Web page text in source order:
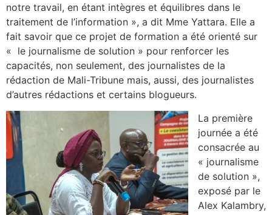
notre travail, en étant intègres et équilibres dans le
traitement de l’information », a dit Mme Yattara. Elle a
fait savoir que ce projet de formation a été orienté sur
« le journalisme de solution » pour renforcer les
capacités, non seulement, des journalistes de la
rédaction de Mali-Tribune mais, aussi, des journalistes
d’autres rédactions et certains blogueurs.
La première
journée a été
consacrée au
« journalisme
de solution »,
exposé par le
Alex Kalambry,